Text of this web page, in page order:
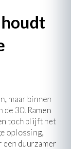
maar binnen
30. Ramen
toch blijft het
oplossing,
een duurzamer